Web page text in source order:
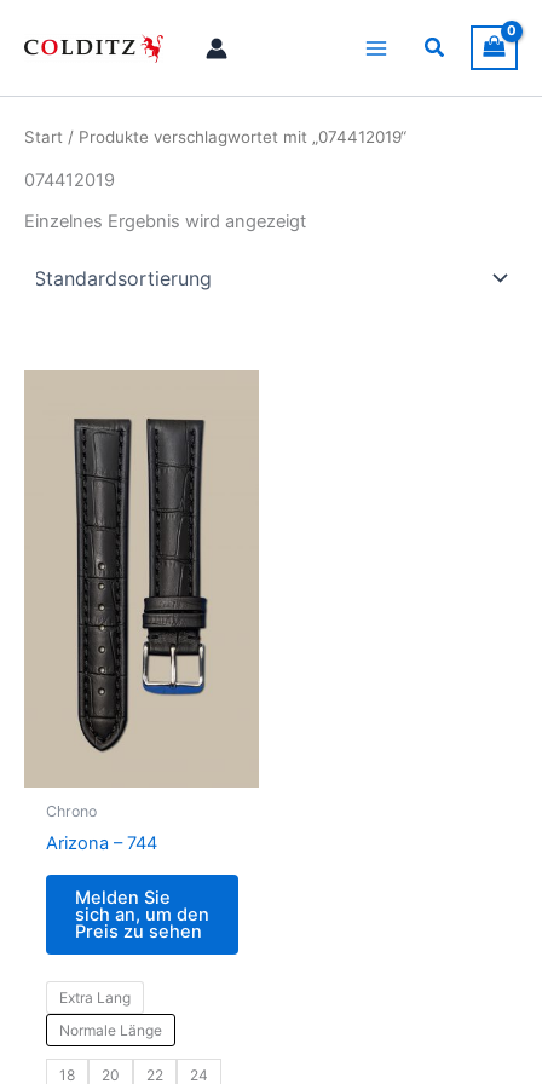
Inhalt
Suchen
Start / Produkte verschlagwortet mit „074412019“
074412019
Einzelnes Ergebnis wird angezeigt
Chrono
Arizona – 744
Melden Sie
sich an, um den
Preis zu sehen
Extra Lang
Normale Länge
18 20 22 24